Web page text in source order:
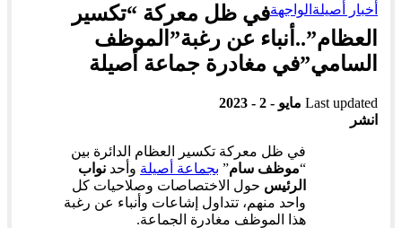
أخبار أصيلة الواجهةفي ظل معركة “تكسير
العظام”..أنباء عن رغبة”الموظف
السامي”في مغادرة جماعة أصيلة
Last updated مايو - 2 - 2023
انشر
في ظل معركة تكسير العظام الدائرة بين
“موظف سام” بجماعة أصيلة وأحد نواب
الرئيس حول الاختصاصات وصلاحيات كل
واحد منهم، تتداول إشاعات وأنباء عن رغبة
هذا الموظف مغادرة الجماعة.